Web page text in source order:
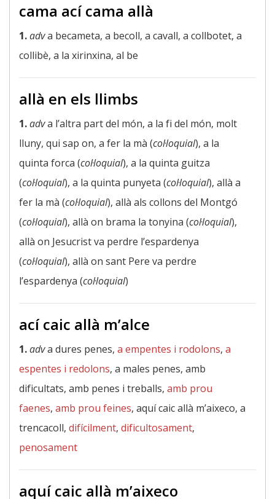
cama ací cama allà
1.adva becameta, a becoll, a cavall, a collbotet, a
collibè, a la xirinxina, al be
allà en els llimbs
1.adva l’altra part del món, a la fi del món, molt
lluny, qui sap on, a fer la mà (col·loquial), a la
quinta forca (col·loquial), a la quinta guitza
(col·loquial), a la quinta punyeta (col·loquial), allà a
fer la mà (col·loquial), allà als collons del Montgó
(col·loquial), allà on brama la tonyina (col·loquial),
allà on Jesucrist va perdre l’espardenya
(col·loquial), allà on sant Pere va perdre
l’espardenya (col·loquial)
ací caic allà m’alce
1.adva dures penes, a empentes i rodolons, a
espentes i redolons, a males penes, amb
dificultats, amb penes i treballs, amb prou
faenes, amb prou feines, aquí caic allà m’aixeco, a
trencacoll, difícilment, dificultosament,
penosament
aquí caic allà m’aixeco